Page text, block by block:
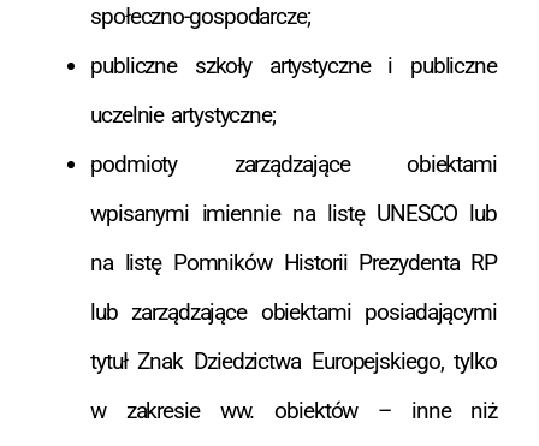
społeczno-gospodarcze;
publiczne szkoły artystyczne i publiczne
uczelnie artystyczne;
podmioty zarządzające obiektami
wpisanymi imiennie na listę UNESCO lub
na listę Pomników Historii Prezydenta RP
lub zarządzające obiektami posiadającymi
tytuł Znak Dziedzictwa Europejskiego, tylko
w zakresie ww. obiektów – inne niż